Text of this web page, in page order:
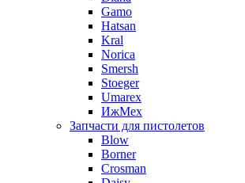
Gamo
Hatsan
Kral
Norica
Smersh
Stoeger
Umarex
ИжМех
Запчасти для пистолетов
Blow
Borner
Crosman